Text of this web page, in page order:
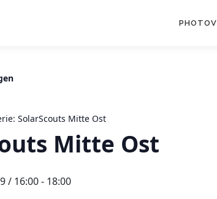
SolarScouts Mitte Ost
Mitte Ost
/ 16:00- 18:00